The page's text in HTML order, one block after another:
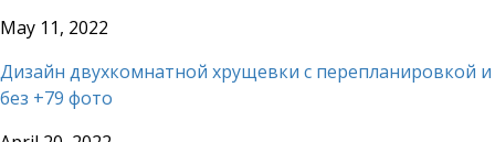
May 11, 2022
Дизайн двухкомнатной хрущевки с перепланировкой и
без +79 фото